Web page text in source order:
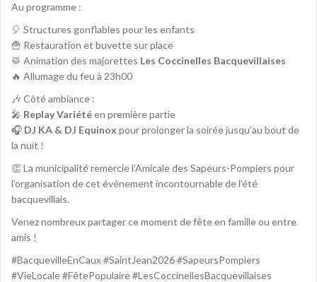
Au programme :
🎈 Structures gonflables pour les enfants
🍟 Restauration et buvette sur place
🥁 Animation des majorettes Les Coccinelles Bacquevillaises
🔥 Allumage du feu à 23h00
🎶 Côté ambiance :
🎤 Replay Variétéen première partie
🎧 DJ KA & DJ Equinox pour prolonger la soirée jusqu’au bout de
la nuit !
👏 La municipalité remercie l’Amicale des Sapeurs-Pompiers pour
l’organisation de cet événement incontournable de l’été
bacquevillais.
Venez nombreux partager ce moment de fête en famille ou entre
amis !
#BacquevilleEnCaux #SaintJean2026 #SapeursPompiers
#VieLocale #FêtePopulaire #LesCoccinellesBacquevillaises